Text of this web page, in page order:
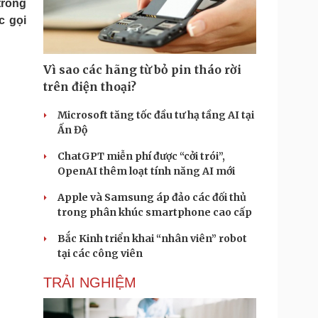
nghiệp 24h
nhân
Vì cộng đồng
Tin Công nghệ
Trải nghiệm
Chuyển đổi số
Podcast
Đọc truyện đêm khuya
Hạt giống tâm hồn
gọi
Vì sao các hãng từ bỏ pin tháo rời
trên điện thoại?
Microsoft tăng tốc đầu tư hạ tầng AI tại
Ấn Độ
ChatGPT miễn phí được “cởi trói”,
OpenAI thêm loạt tính năng AI mới
Apple và Samsung áp đảo các đối thủ
trong phân khúc smartphone cao cấp
Bắc Kinh triển khai “nhân viên” robot
tại các công viên
TRẢI NGHIỆM